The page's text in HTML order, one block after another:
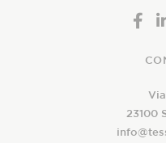
23100